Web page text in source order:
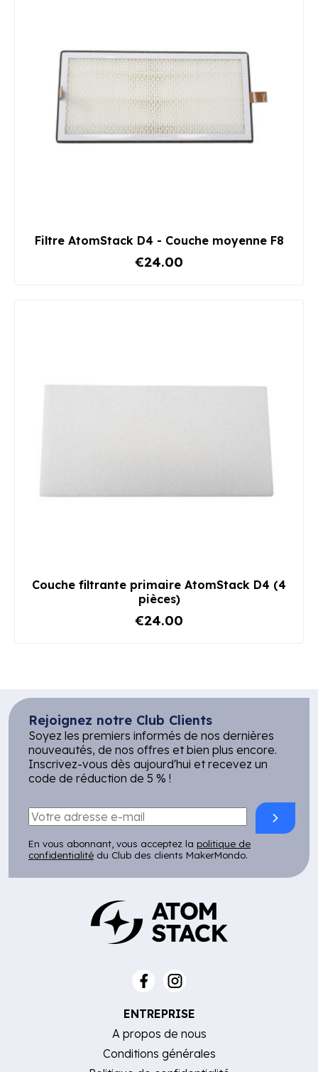
Filtre AtomStack D4 - Couche moyenne F8
€24.00
Couche filtrante primaire AtomStack D4 (4
pièces)
€24.00
Rejoignez notre Club Clients
Soyez les premiers informés de nos dernières
nouveautés, de nos offres et bien plus encore.
Inscrivez-vous dès aujourd'hui et recevez un
code de réduction de 5 % !
En vous abonnant, vous acceptez la politique de
confidentialité du Club des clients MakerMondo.
ENTREPRISE
A propos de nous
Conditions générales